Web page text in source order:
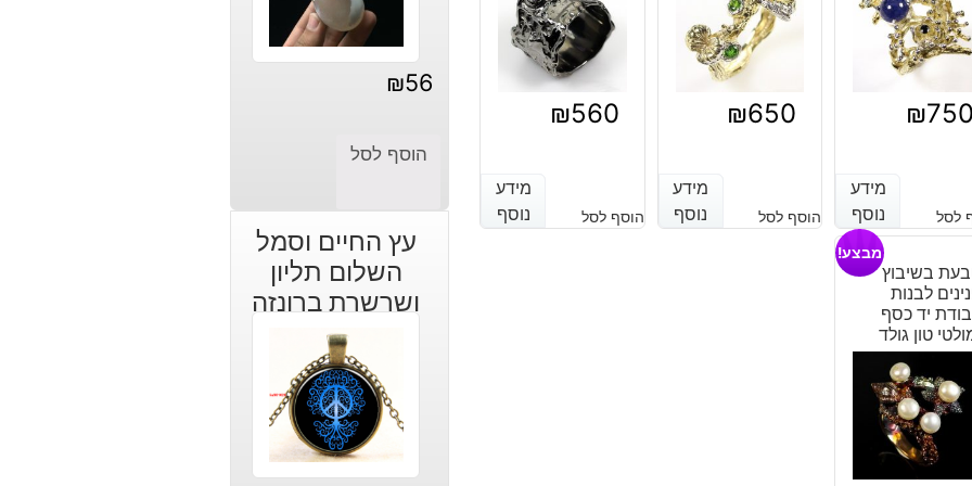
₪750
מידע
נוסף
לסל
מידע
נוסף
₪650
מידע
נוסף
הוסף לסל
מידע
נוסף
₪560
מידע
נוסף
הוסף לסל
מידע
נוסף
בשיבוץ
לבנות
יד כסף
טון גולד
מבצע!
₪56
הוסף לסל
עץ החיים וסמל
השלום תליון
ושרשרת ברונזה